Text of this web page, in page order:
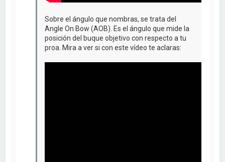
Sobre el ángulo que nombras, se trata del
Angle On Bow (AOB). Es el ángulo que mide la
posición del buque objetivo con respecto a tu
proa. Mira a ver si con este vídeo te aclaras: